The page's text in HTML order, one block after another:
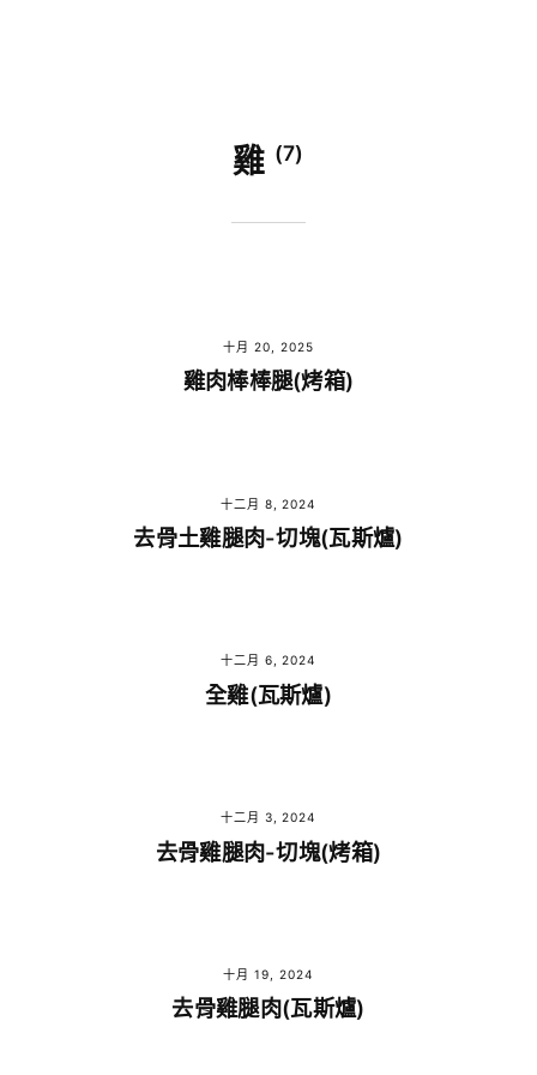
雞 (7)
十月 20, 2025
雞肉棒棒腿(烤箱)
十二月 8, 2024
去骨土雞腿肉-切塊(瓦斯爐)
十二月 6, 2024
全雞(瓦斯爐)
十二月 3, 2024
去骨雞腿肉-切塊(烤箱)
十月 19, 2024
去骨雞腿肉(瓦斯爐)